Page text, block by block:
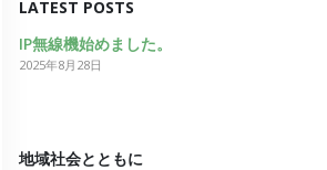
LATEST POSTS
IP無線機始めました。
2025年8月28日
地域社会とともに